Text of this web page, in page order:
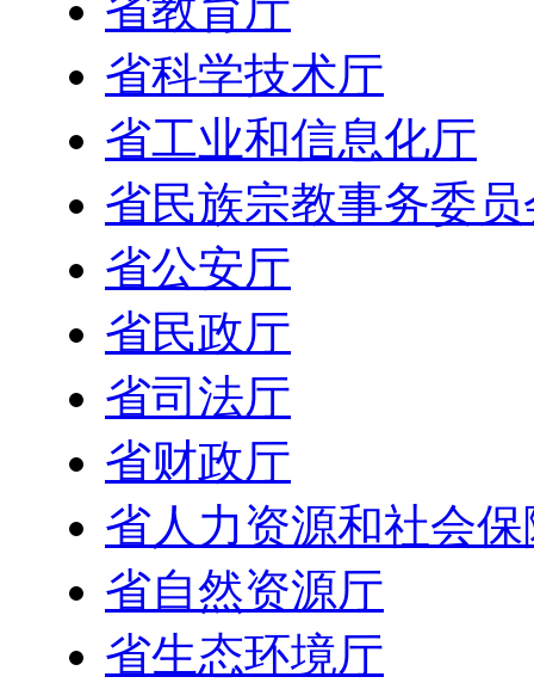
省教育厅
省科学技术厅
省工业和信息化厅
省民族宗教事务委员
省公安厅
省民政厅
省司法厅
省财政厅
省人力资源和社会
省自然资源厅
省生态环境厅